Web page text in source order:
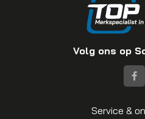
Volg ons op
Service &